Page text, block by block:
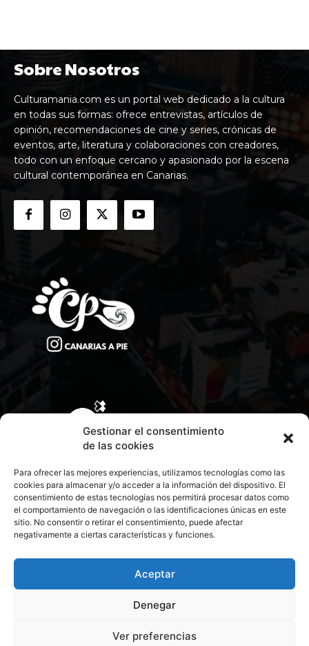
Gestionar el consentimiento
de las cookies
Para ofrecer las mejores experiencias, utilizamos tecnologías como las
cookies para almacenar y/o acceder a la información del dispositivo. El
consentimiento de estas tecnologías nos permitirá procesar datos como
el comportamiento de navegación o las identificaciones únicas en este
sitio. No consentir o retirar el consentimiento, puede afectar
negativamente a ciertas características y funciones.
Aceptar
Denegar
Ver preferencias
Sobre Nosotros
Culturamania.com es un portal web dedicado a la cultura
en todas sus formas: ofrece entrevistas, artículos de
opinión, recomendaciones de cine y series, crónicas de
eventos, arte, literatura y colaboraciones con creadores,
todo con un enfoque cercano y apasionado por la escena
cultural contemporánea en Canarias.
CONTACTA CON NOSOTROS